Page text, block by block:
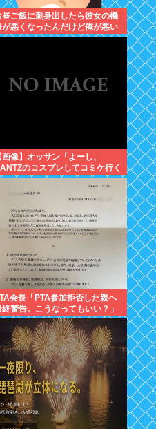
昼ご飯に刺身出したら彼女の機
が悪くなったんだけど俺が悪い
だろうか →…これアウト？
画像】オッサン「よーし、
のコスプレしてコミケ行く
ー」
会長「PTA参加拒否した親へ
終警告。こうなってもいい？」
※画像あり）